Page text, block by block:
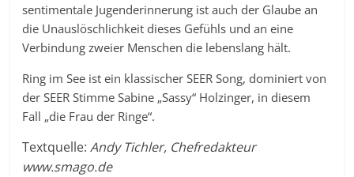
sentimentale Jugenderinnerung ist auch der Glaube an
die Unauslöschlichkeit dieses Gefühls und an eine
Verbindung zweier Menschen die lebenslang hält.
Ring im See ist ein klassischer SEER Song, dominiert von
der SEER Stimme Sabine „Sassy“ Holzinger, in diesem
Fall „die Frau der Ringe“.
Textquelle:Andy Tichler, Chefredakteur
www.smago.de